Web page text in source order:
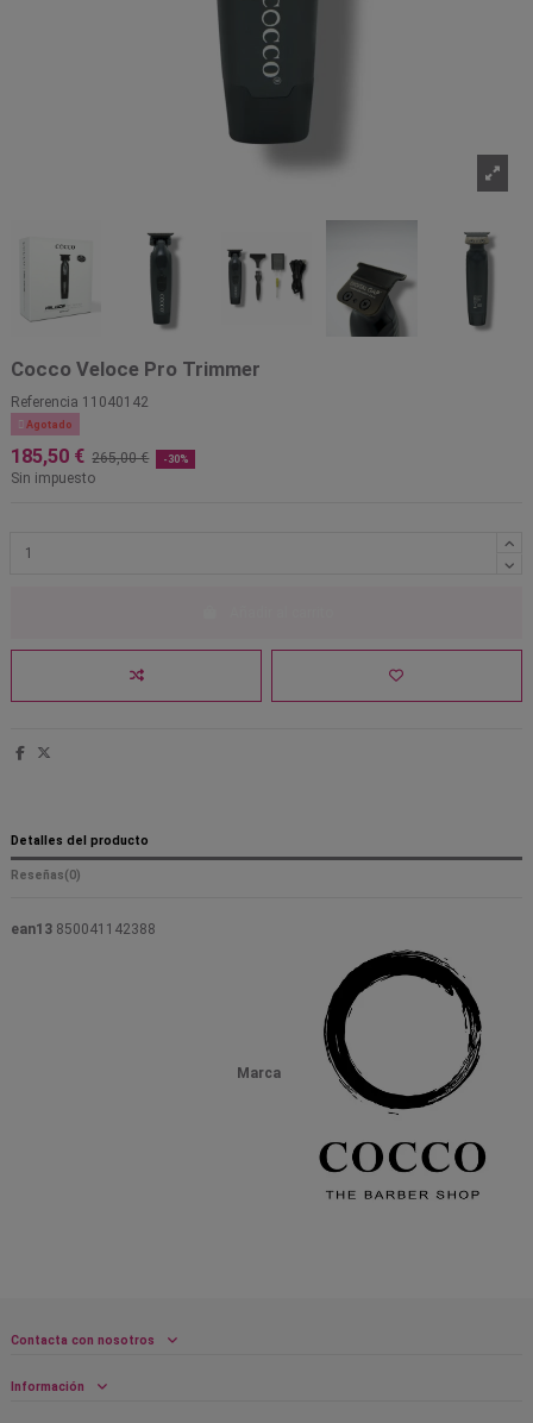
Cocco Veloce Pro Trimmer
Referencia 11040142
 Agotado
185,50 € 265,00 € -30%
Sin impuesto
Detalles del producto
Reseñas(0)
Marca
ean13 850041142388
Contacta con nosotros
Información